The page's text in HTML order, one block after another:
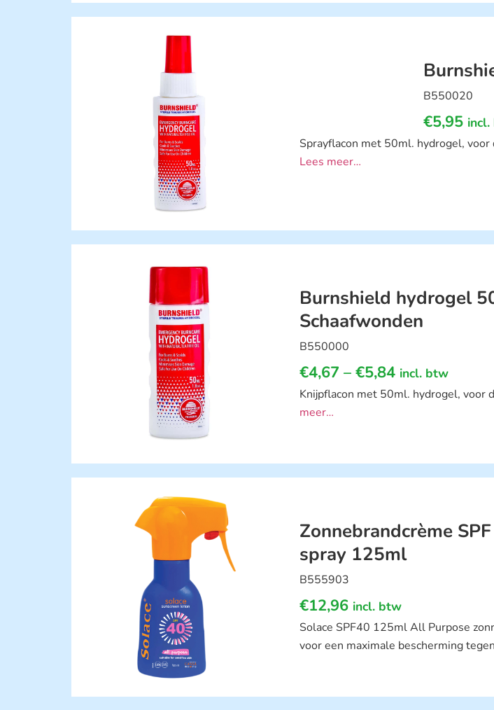
B550020
€5,95
Sprayflacon met 50ml. hydrogel,
Lees meer…
Burnshield hydrogel
Schaafwonden
B550000
€4,67 – €5,84 incl. btw
Knijpflacon met 50ml. hydrogel, voor
meer…
Zonnebrandcrème
spray 125ml
B555903
€12,96 incl. btw
Solace SPF40 125ml All Purpose
voor een maximale bescherming